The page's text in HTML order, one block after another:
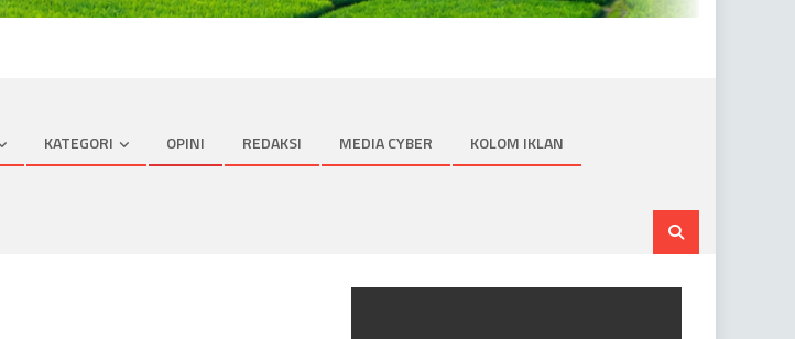
KATEGORI OPINI REDAKSI MEDIA CYBER
KOLOM IKLAN